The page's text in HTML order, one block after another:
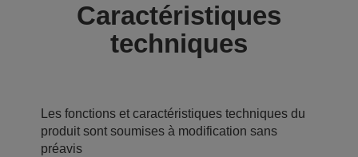
Caractéristiques
techniques
Les fonctions et caractéristiques techniques du
produit sont soumises à modification sans
préavis